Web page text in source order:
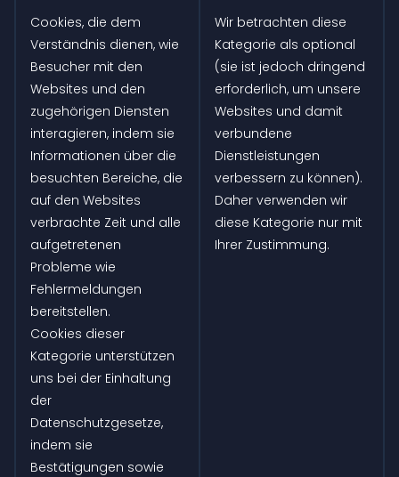
Cookies, die dem
Verständnis dienen, wie
Besucher mit den
Websites und den
zugehörigen Diensten
interagieren, indem sie
Informationen über die
besuchten Bereiche, die
auf den Websites
verbrachte Zeit und alle
aufgetretenen
Probleme wie
Fehlermeldungen
bereitstellen.
Cookies dieser
Kategorie unterstützen
uns bei der Einhaltung
der
Datenschutzgesetze,
indem sie
Bestätigungen sowie
Wir betrachten diese
Kategorie als optional
(sie ist jedoch dringend
erforderlich, um unsere
Websites und damit
verbundene
Dienstleistungen
verbessern zu können).
Daher verwenden wir
diese Kategorie nur mit
Ihrer Zustimmung.